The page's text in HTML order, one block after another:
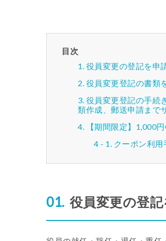
目次
役員変更の登記を申
役員変更登記の書類
役員変更登記の手続
類作成、郵送申請まで
【期間限定】1,000
クーポン利用
役員変更の登